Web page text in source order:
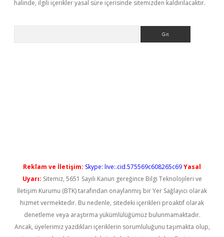
halinde, ilgili içerikler yasal süre içerisinde sitemizden kaldırılacaktır.
Reklam ve İletişim: Skype: live:.cid.575569c608265c69Yasal
Uyarı: Sitemiz, 5651 Sayılı Kanun gereğince Bilgi Teknolojileri ve
İletişim Kurumu (BTK) tarafından onaylanmış bir Yer Sağlayıcı olarak
hizmet vermektedir. Bu nedenle, sitedeki içerikleri proaktif olarak
denetleme veya araştırma yükümlülüğümüz bulunmamaktadır.
Ancak, üyelerimiz yazdıkları içeriklerin sorumluluğunu taşımakta olup,